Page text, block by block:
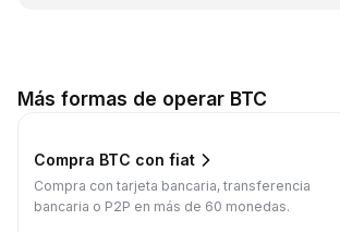
Más formas de operar BTC
Compra BTC con fiat
Compra con tarjeta bancaria, transferencia
bancaria o P2P en más de 60 monedas.